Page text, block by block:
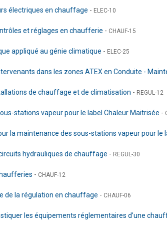
électriques en chauffage - ELEC-10
et réglages en chaufferie - CHAUF-15
appliqué au génie climatique - ELEC-25
dans les zones ATEX en Conduite -
de chauffage et de climatisation - REGUL-12
stations vapeur pour le label Chaleur Maitrisée -
la maintenance des sous-stations vapeur pour le
hydrauliques de chauffage - REGUL-30
- CHAUF-12
de la régulation en chauffage - CHAUF-06
les équipements réglementaires d’une